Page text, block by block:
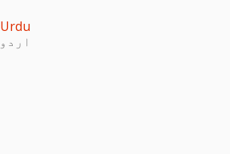
Urdu
اردو